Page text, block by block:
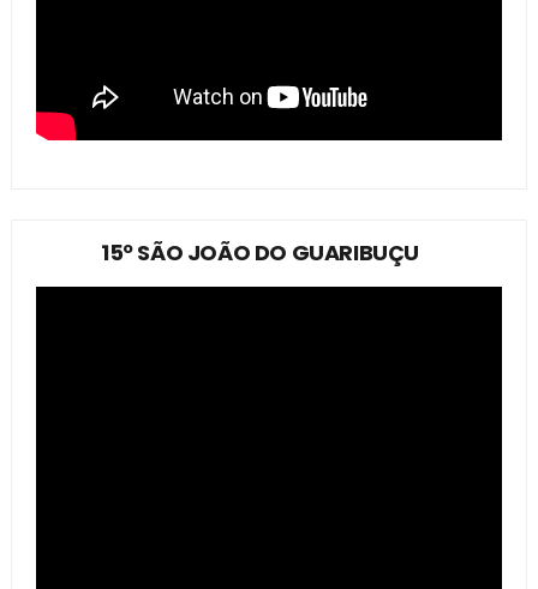
15º SÃO JOÃO DO GUARIBUÇU